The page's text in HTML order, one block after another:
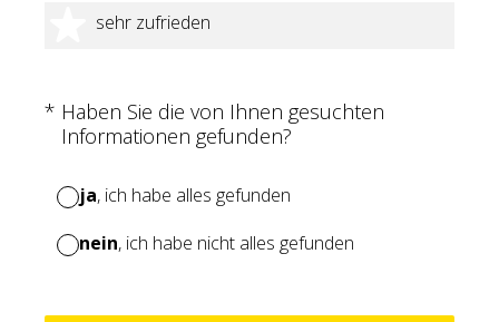
sehr zufrieden
5 Sterne
* Haben Sie die von Ihnen gesuchten
Informationen gefunden?
(Erforderlich.)
ja, ich habe alles gefunden
nein, ich habe nicht alles gefunden